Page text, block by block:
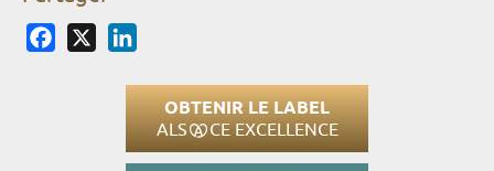
Facebook
OBTENIR LE LABEL
ALS CE EXCELLENCE